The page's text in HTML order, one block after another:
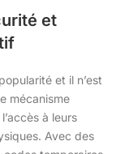
et
et il n’est
mécanisme
à leurs
Avec des